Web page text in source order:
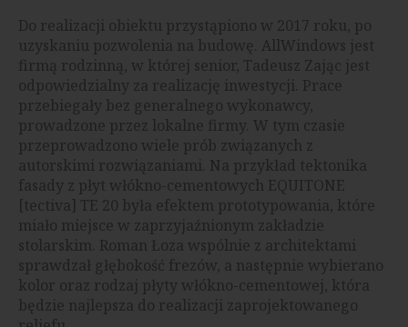
Do realizacji obiektu przystąpiono w 2017 roku, po
uzyskaniu pozwolenia na budowę. AllWindows jest
firmą rodzinną, w której senior, Tadeusz Zając jest
odpowiedzialny za realizację inwestycji. Prace
przebiegały bez generalnego wykonawcy,
prowadzone przez lokalne firmy. W tym czasie
przeprowadzono wiele prób związanych z
autorskimi rozwiązaniami. Na przykład tektonika
fasady z płyt włókno-cementowych EQUITONE
[tectiva] TE 20 była efektem prototypowania, które
miało miejsce w zaprzyjaźnionym zakładzie
stolarskim. Roman Łoza wspólnie z architektami
sprawdzał głębokość frezów, a następnie wybierano
kolor oraz rodzaj płyty włókno-cementowej, która
będzie najlepsza do realizacji zaprojektowanego